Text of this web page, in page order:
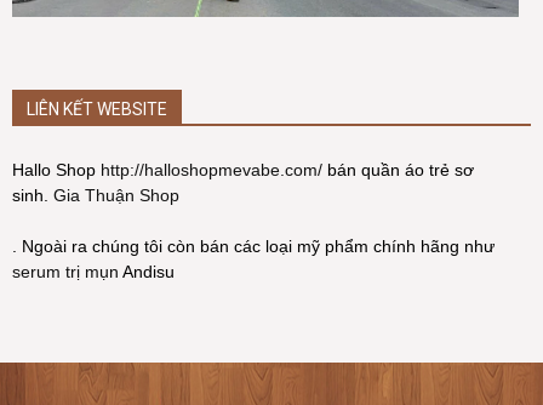
LIÊN KẾT WEBSITE
Hallo Shop http://halloshopmevabe.com/ bán quần áo trẻ sơ
sinh. Gia Thuận Shop
. Ngoài ra chúng tôi còn bán các loại mỹ phẩm chính hãng như
serum trị mụn Andisu